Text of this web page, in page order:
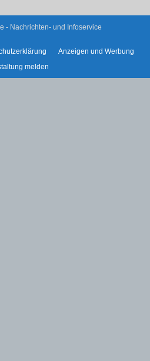
- Nachrichten- und Infoservice
Anzeigen und Werbung
melden